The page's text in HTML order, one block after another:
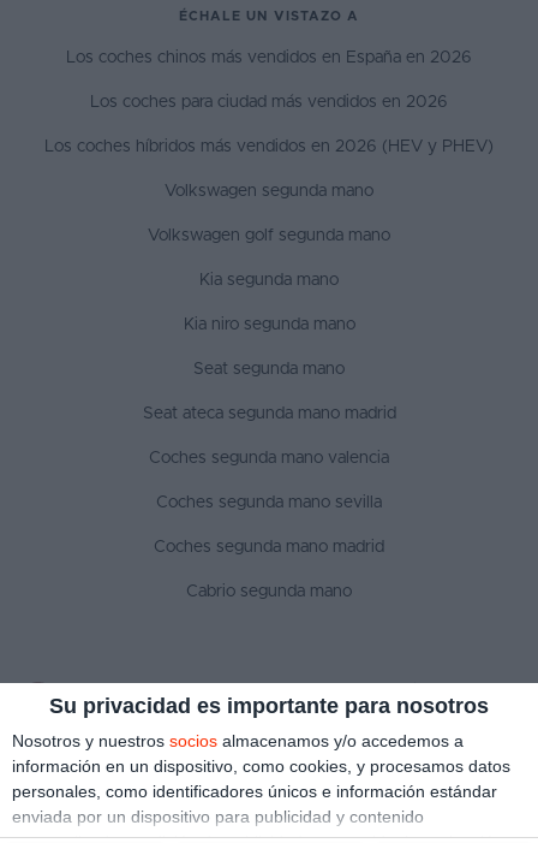
Su privacidad es importante para nosotros
Nosotros y nuestros socios almacenamos y/o accedemos a
información en un dispositivo, como cookies, y procesamos datos
personales, como identificadores únicos e información estándar
enviada por un dispositivo para publicidad y contenido
ÉCHALE UN VISTAZO A
Los coches chinos más vendidos en España en 2026
Los coches para ciudad más vendidos en 2026
Los coches híbridos más vendidos en 2026 (HEV y PHEV)
Volkswagen segunda mano
Volkswagen golf segunda mano
Kia segunda mano
Kia niro segunda mano
Seat segunda mano
Seat ateca segunda mano madrid
Coches segunda mano valencia
Coches segunda mano sevilla
Coches segunda mano madrid
Cabrio segunda mano
SÍGUENOS
Copyright © 2022 ¿Qué coche me compro?. Todos los derechos reservados